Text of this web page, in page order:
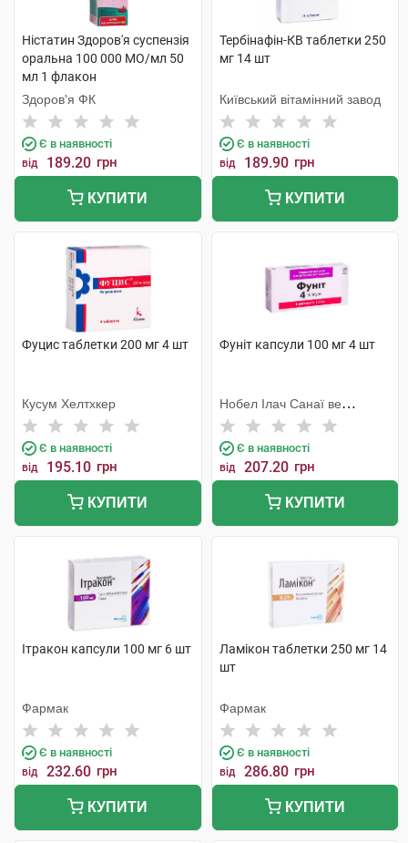
Ністатин Здоров'я суспензія
оральна 100 000 МО/мл 50
мл 1 флакон
Здоров'я ФК
Є в наявності
від 189.20 грн
КУПИТИ
Тербінафін-КВ таблетки 250
мг 14 шт
Київський вітамінний завод
Є в наявності
від 189.90 грн
КУПИТИ
Фуцис таблетки 200 мг 4 шт
Кусум Хелтхкер
Є в наявності
від 195.10 грн
КУПИТИ
Фуніт капсули 100 мг 4 шт
Нобел Ілач Санаї ве
Тіджарет
Є в наявності
від 207.20 грн
КУПИТИ
Ітракон капсули 100 мг 6 шт
Фармак
Є в наявності
від 232.60 грн
КУПИТИ
Ламікон таблетки 250 мг 14
шт
Фармак
Є в наявності
від 286.80 грн
КУПИТИ